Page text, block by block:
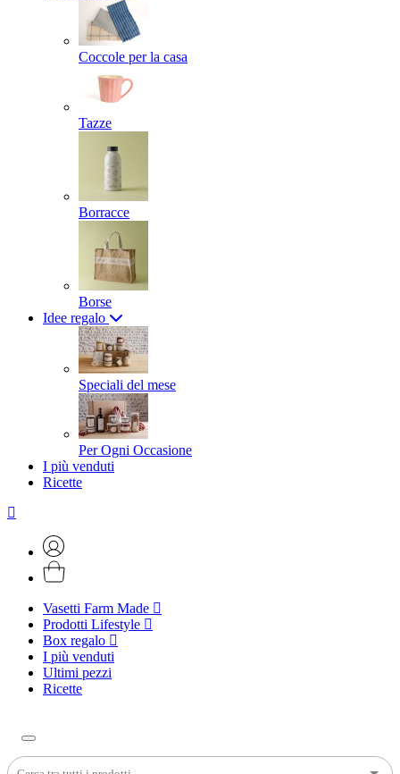
Coccole per la casa
Tazze
Borracce
Borse
Idee regalo
Speciali del mese
Per Ogni Occasione
I più venduti
Ricette
Vasetti Farm Made
Prodotti Lifestyle
Box regalo
I più venduti
Ultimi pezzi
Ricette